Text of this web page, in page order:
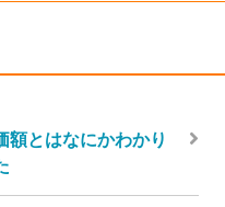
額とはなにかわかり